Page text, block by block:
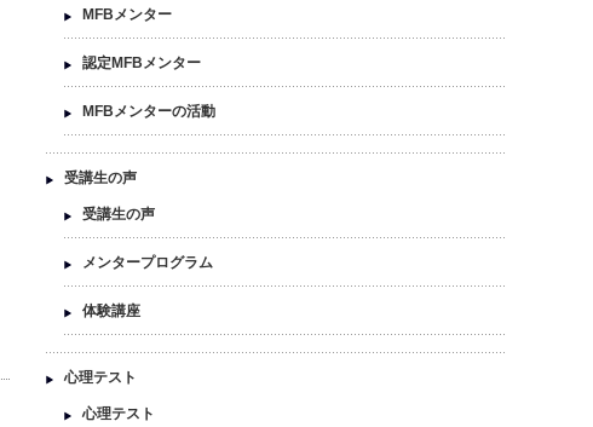
MFBメンター
認定MFBメンター
MFBメンターの活動
受講生の声
受講生の声
メンタープログラム
体験講座
心理テスト
心理テスト